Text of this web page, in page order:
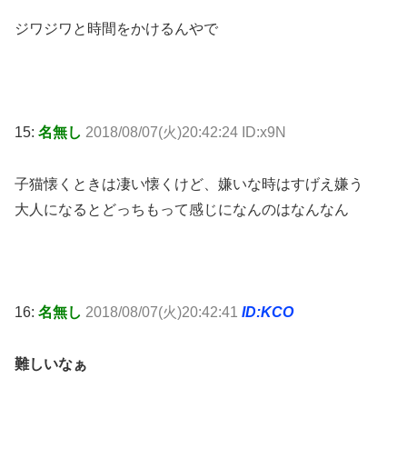
ジワジワと時間をかけるんやで
15: 名無し 2018/08/07(火)20:42:24 ID:x9N
子猫懐くときは凄い懐くけど、嫌いな時はすげえ嫌う
大人になるとどっちもって感じになんのはなんなん
16: 名無し 2018/08/07(火)20:42:41 ID:KCO
難しいなぁ